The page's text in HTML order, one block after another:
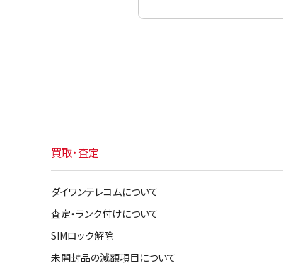
買取・査定
ダイワンテレコムについて
査定・ランク付けについて
SIMロック解除
未開封品の減額項目について